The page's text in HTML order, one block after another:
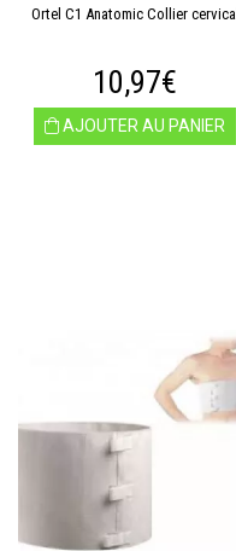
Ortel C1 Anatomic Collier cervical
10,97€
AJOUTER AU PANIER